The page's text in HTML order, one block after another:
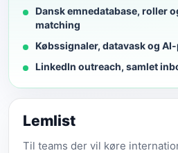
Dansk emnedatabase, roller
matching
Købssignaler, datavask og
LinkedIn outreach, samlet
Lemlist
Til teams der vil køre